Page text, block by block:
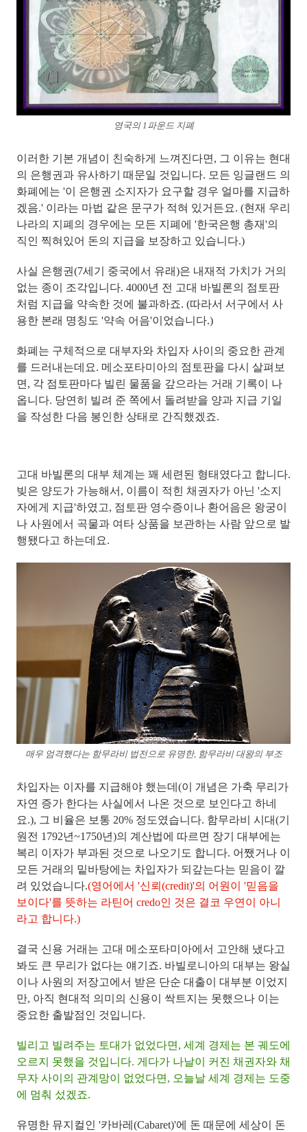
영국의 1파운드 지폐
이러한 기본 개념이 친숙하게 느껴진다면, 그 이유는 현대
의 은행권과 유사하기 때문일 것입니다. 모든 잉글랜드 의
화폐에는 '이 은행권 소지자가 요구할 경우 얼마를 지급하
겠음.' 이라는 마법 같은 문구가 적혀 있거든요. (현재 우리
나라의 지폐의 경우에는 모든 지폐에 '한국은행 총재'의
직인 찍혀있어 돈의 지급을 보장하고 있습니다.)
사실 은행권(7세기 중국에서 유래)은 내재적 가치가 거의
없는 종이 조각입니다. 4000년 전 고대 바빌론의 점토판
처럼 지급을 약속한 것에 불과하죠. (따라서 서구에서 사
용한 본래 명칭도 '약속 어음'이었습니다.)
화폐는 구체적으로 대부자와 차입자 사이의 중요한 관계
를 드러내는데요. 메소포타미아의 점토판을 다시 살펴보
면, 각 점토판마다 빌린 물품을 갚으라는 거래 기록이 나
옵니다. 당연히 빌려 준 쪽에서 돌려받을 양과 지급 기일
을 작성한 다음 봉인한 상태로 간직했겠죠.
고대 바빌론의 대부 체계는 꽤 세련된 형태였다고 합니다.
빚은 양도가 가능해서, 이름이 적힌 채권자가 아닌 '소지
자에게 지급'하였고, 점토판 영수증이나 환어음은 왕궁이
나 사원에서 곡물과 여타 상품을 보관하는 사람 앞으로 발
행됐다고 하는데요.
매우 엄격했다는 함무라비 법전으로 유명한, 함무라비 대왕의 부조
차입자는 이자를 지급해야 했는데(이 개념은 가축 무리가
자연 증가 한다는 사실에서 나온 것 으로 보인다고 하네
요.), 그 비율은 보통 20% 정도였습니다. 함무라비 시대(기
원전 1792년~1750년)의 계산법에 따르면 장기 대부에는
복리 이자가 부과된 것으로 나오기도 합니다. 어쨌거나 이
모든 거래의 밑바탕에는 차입자가 되갚는다는 믿음이 깔
려 있었습니다.(영어에서 '신뢰(credit)'의 어원이 '믿음을
보이다'를 뜻하는 라틴어 credo인 것은 결코 우연이 아니
라고 합니다.)
결국 신용 거래는 고대 메소포타미아에서 고안해 냈다고
봐도 큰 무리가 없다는 얘기죠. 바빌로니아의 대부는 왕실
이나 사원의 저장고에서 받은 단순 대출이 대부분 이었지
만, 아직 현대적 의미의 신용이 싹트지는 못했으나 이는
중요한 출발점인 것입니다.
빌리고 빌려주는 토대가 없었다면, 세계 경제는 본 궤도에
오르지 못했을 것입니다. 게다가 나날이 커진 채권자와 채
무자 사이의 관계망이 없었다면, 오늘날 세계 경제는 도중
에 멈춰 섰겠죠.
유명한 뮤지컬인 '카바레(Cabaret)'에 돈 때문에 세상이 돈